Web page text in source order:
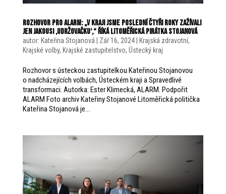
rozhovor pro alarm: „V kraji jsme poslední čtyři roky zažívali
jen jakousi ‚udržovačku‘,“ říká litoměřická pirátka Stojanová
autor: Kateřina Stojanová Zář 16, 2024| Krajská zdravotní,
Krajské volby, Krajské zastupitelstvo, Ústecký kraj
Rozhovor s ústeckou zastupitelkou Kateřinou Stojanovou
o nadcházejících volbách, Ústeckém kraji a Spravedlivé
transformaci. Autorka: Ester Klimecká, ALARM. Podpořit
ALARM Foto archiv Kateřiny Stojanové Litoměřická politička
Kateřina Stojanová je...